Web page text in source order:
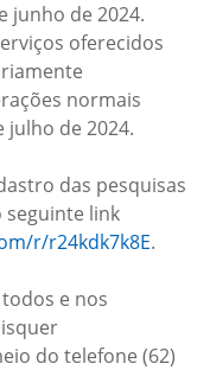
junho de 2024.
oferecidos
normais
julho de 2024.
das pesquisas
seguinte link
r/r24kdk7k8E.
e nos
do telefone (62)